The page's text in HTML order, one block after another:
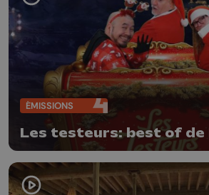
ÉMISSIONS
Les testeurs: best of de